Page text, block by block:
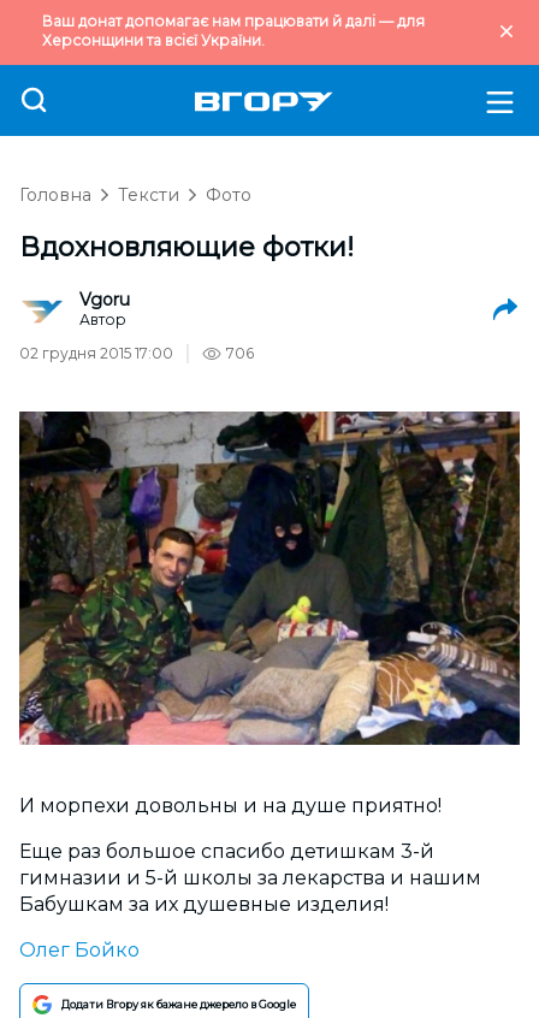
Ваш донат допомагає нам працювати й далі — для
Херсонщини та всієї України.
Головна Тексти Фото
Вдохновляющие фотки!
Vgoru
Автор
02 грудня 2015 17:00
706
И морпехи довольны и на душе приятно!
Еще раз большое спасибо детишкам 3-й
гимназии и 5-й школы за лекарства и нашим
Бабушкам за их душевные изделия!
Олег Бойко
Додати Вгору як бажане джерело в Google